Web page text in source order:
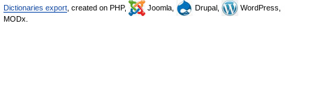
Dictionaries export , created on PHP, Joomla, Drupal,
WordPress,
MODx.